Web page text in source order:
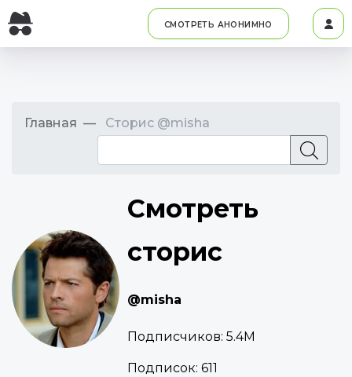
СМОТРЕТЬ АНОНИМНО
Главная Сторис @misha
Смотреть
сторис
@misha
Подписчиков: 5.4M
Подписок: 611